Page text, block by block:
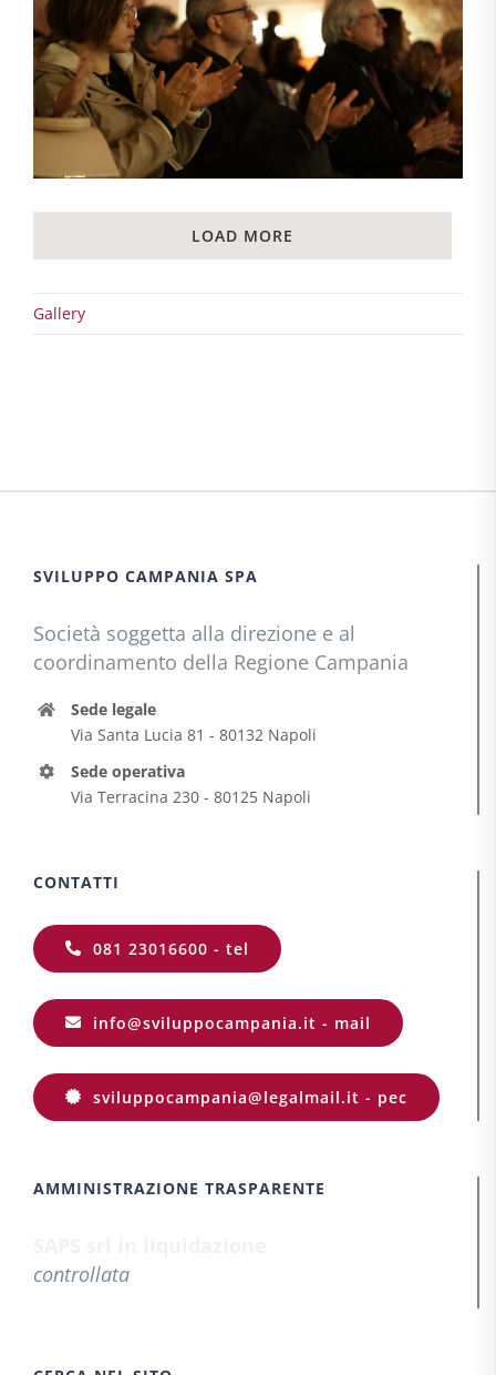
LOAD MORE
Gallery
SVILUPPO CAMPANIA SPA
Società soggetta alla direzione e al
coordinamento della Regione Campania
Sede legale
Via Santa Lucia 81 - 80132 Napoli
Sede operativa
Via Terracina 230 - 80125 Napoli
CONTATTI
081 23016600 - tel
info@sviluppocampania.it - mail
sviluppocampania@legalmail.it - pec
AMMINISTRAZIONE TRASPARENTE
controllata